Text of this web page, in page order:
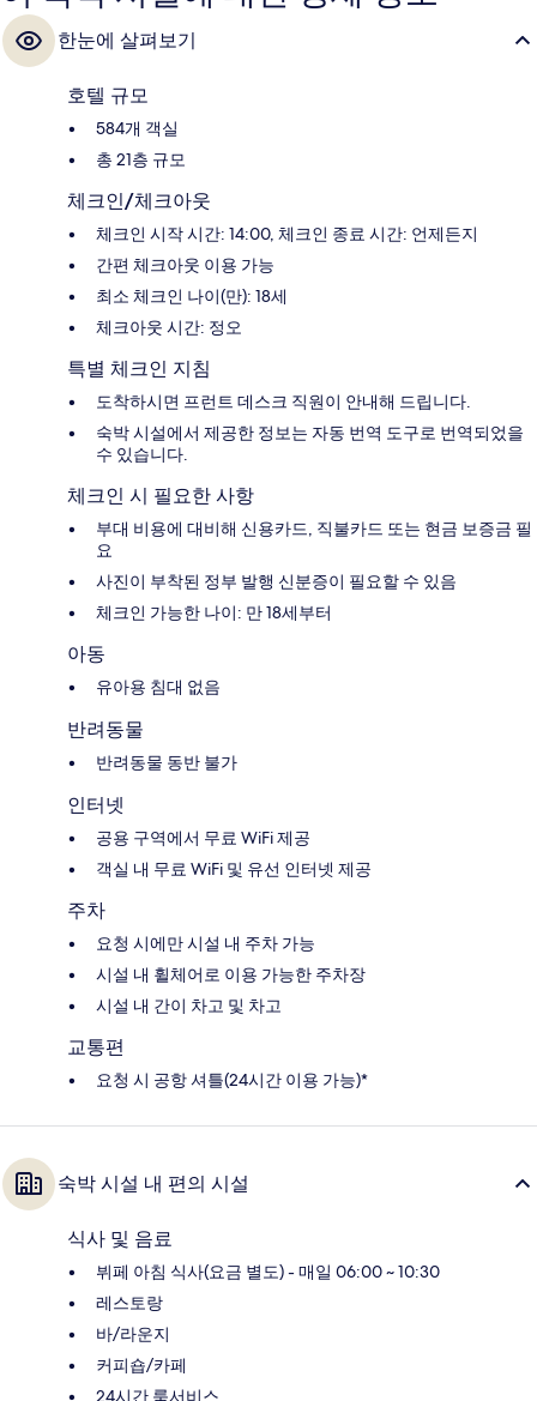
한눈에 살펴보기
호텔 규모
584개 객실
총 21층 규모
체크인/체크아웃
체크인 시작 시간: 14:00, 체크인 종료 시간: 언제든지
간편 체크아웃 이용 가능
최소 체크인 나이(만): 18세
체크아웃 시간: 정오
특별 체크인 지침
도착하시면 프런트 데스크 직원이 안내해 드립니다.
숙박 시설에서 제공한 정보는 자동 번역 도구로 번역되었을
수 있습니다.
체크인 시 필요한 사항
부대 비용에 대비해 신용카드, 직불카드 또는 현금 보증금 필
요
사진이 부착된 정부 발행 신분증이 필요할 수 있음
체크인 가능한 나이: 만 18세부터
아동
유아용 침대 없음
반려동물
반려동물 동반 불가
인터넷
공용 구역에서 무료 WiFi 제공
객실 내 무료 WiFi 및 유선 인터넷 제공
주차
요청 시에만 시설 내 주차 가능
시설 내 휠체어로 이용 가능한 주차장
시설 내 간이 차고 및 차고
교통편
요청 시 공항 셔틀(24시간 이용 가능)*
숙박 시설 내 편의 시설
식사 및 음료
뷔페 아침 식사(요금 별도) - 매일 06:00 ~ 10:30
레스토랑
바/라운지
커피숍/카페
24시간 룸서비스